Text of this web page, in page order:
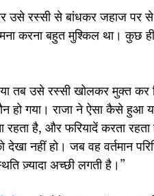
उसे रस्सी से बांधकर जहाज पर से
करना बहुत मुश्किल था। कुछ
तब उसे रस्सी खोलकर मुक्त कर
हो गया। राजा ने ऐसा कैसे हुआ
रहता है, और फरियादें करता
देखा नहीं हो। जब वह वर्तमान
ज़्यादा अच्छी लगती है।”